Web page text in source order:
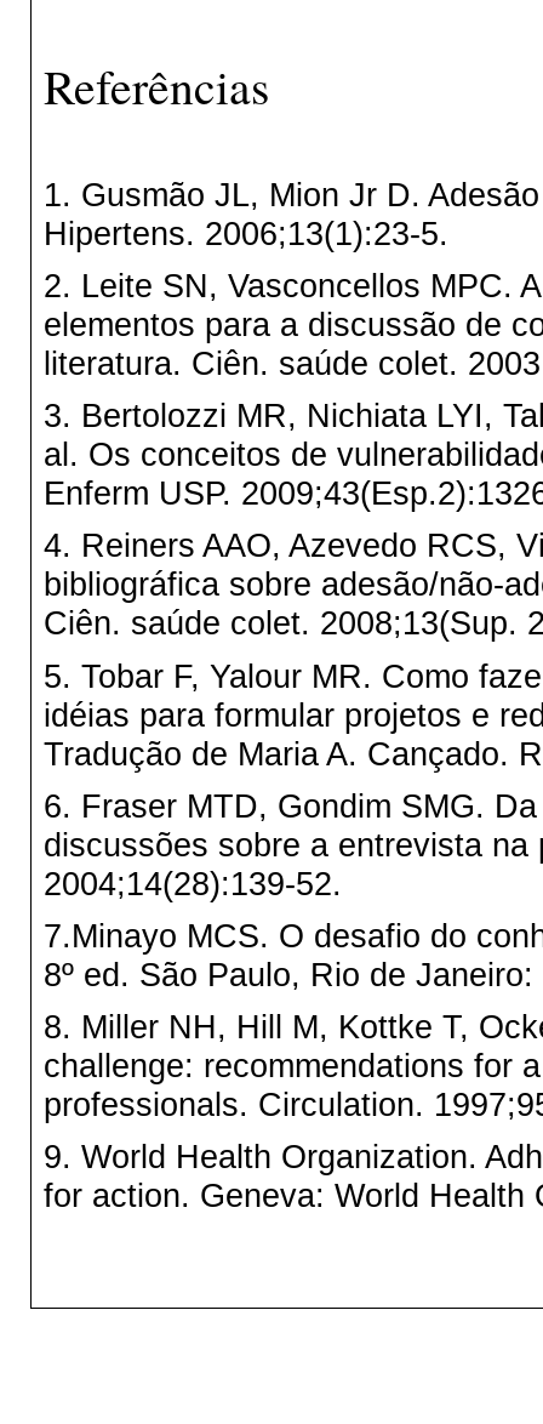
Referências
1. Gusmão JL, Mion Jr D.
Hipertens. 2006;13(1):23-5.
2. Leite SN, Vasconcellos MPC.
elementos para a discussão de
literatura. Ciên. saúde colet.
3. Bertolozzi MR, Nichiata LYI,
al. Os conceitos de
Enferm USP.
4. Reiners AAO, Azevedo RCS,
bibliográfica sobre adesão/não-
Ciên. saúde colet. 2008;13(Sup.
5. Tobar F, Yalour MR. Como
idéias para formular projetos e
Tradução de Maria A. Cançado.
6. Fraser MTD, Gondim SMG.
discussões sobre a entrevista
2004;14(28):139-52.
7.Minayo MCS. O desafio do
8º ed. São Paulo, Rio de
8. Miller NH, Hill M, Kottke T,
challenge: recommendations for
professionals. Circulation.
9. World Health Organization.
for action. Geneva: World Health